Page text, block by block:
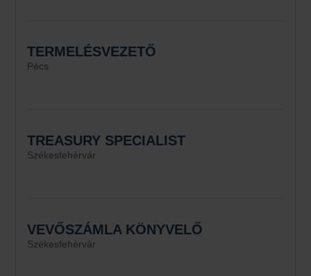
TERMELÉSVEZETŐ
Pécs
TREASURY SPECIALIST
Székesfehérvár
VEVŐSZÁMLA KÖNYVELŐ
Székesfehérvár